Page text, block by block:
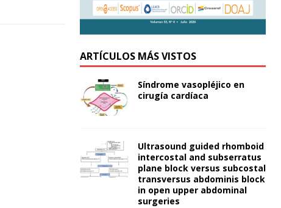
ARTÍCULOS MÁS VISTOS
Síndrome vasopléjico en
cirugía cardíaca
Ultrasound guided rhomboid
intercostal and subserratus
plane block versus subcostal
transversus abdominis block
in open upper abdominal
surgeries